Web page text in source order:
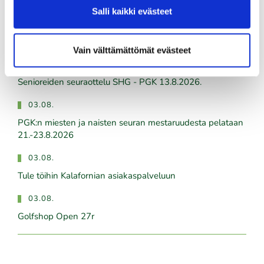
Salli kaikki evästeet
Vain välttämättömät evästeet
PGK:n Oliver Honkanen mukana Erkko Trophyssa
Ilmoittaudu heti!
​​​​​​​Senioreiden seuraottelu SHG - PGK 13.8.2026.
03.08.
PGK:n miesten ja naisten seuran mestaruudesta pelataan
21.-23.8.2026
03.08.
Tule töihin Kalafornian asiakaspalveluun
03.08.
Golfshop Open 27r